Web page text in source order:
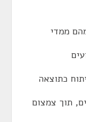
ממדי
כתוצאה
תוך צמצום